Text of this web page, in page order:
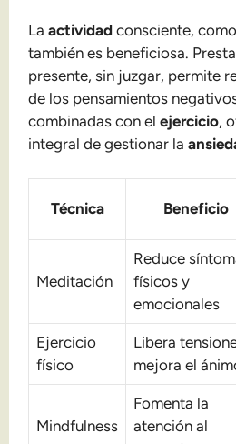
Laactividad consciente,
también es beneficiosa.
presente, sin juzgar, permite
de los pensamientos
combinadas con elejercicio,
integral de gestionar la
Técnica Beneficio
Meditación
Reduce
físicos y
emocionales
Ejercicio
físico
Libera
mejora el
Mindfulness
Fomenta la
atención al